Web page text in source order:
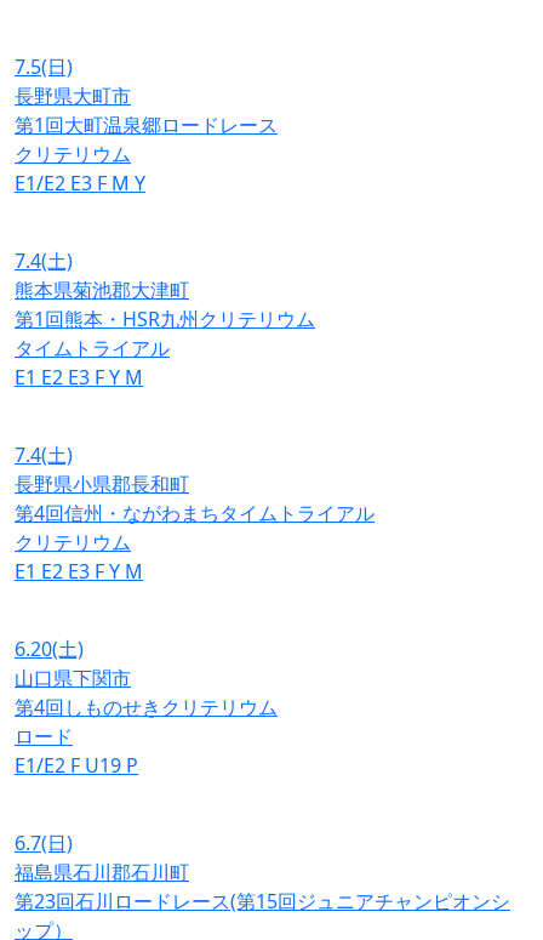
7.5(日)
長野県大町市
第1回大町温泉郷ロードレース
クリテリウム
E1/E2 E3 F M Y
7.4(土)
熊本県菊池郡大津町
第1回熊本・HSR九州クリテリウム
タイムトライアル
E1 E2 E3 FY M
7.4(土)
長野県小県郡長和町
第4回信州・ながわまちタイムトライアル
クリテリウム
E1 E2 E3 FY M
6.20(土)
山口県下関市
第4回しものせきクリテリウム
ロード
E1/E2 F U19 P
6.7(日)
福島県石川郡石川町
第23回石川ロードレース(第15回ジュニアチャンピオンシ
ップ）